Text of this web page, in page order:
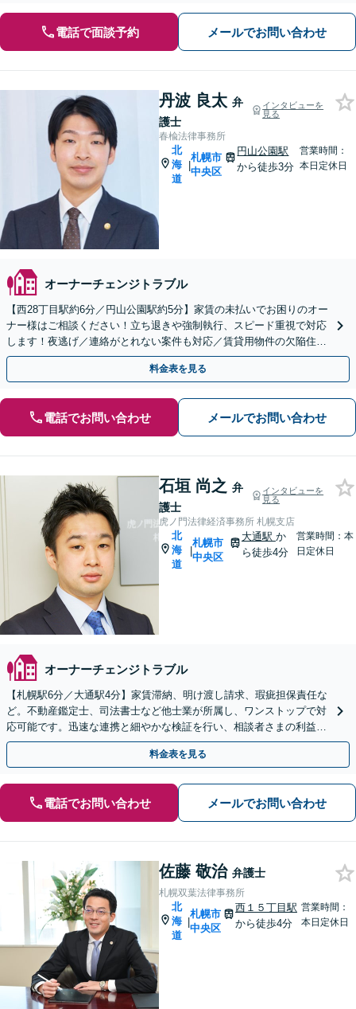
電話で面談予約 メールでお問い合わせ
丹波 良太 弁
護士
インタビューを
見る
春楡法律事務所
北
海
道
|
札幌市
中央区
円山公園駅
から徒歩3分
営業時間：
本日定休日
オーナーチェンジトラブル
【西28丁目駅約6分／円山公園駅約5分】家賃の未払いでお困りのオー
ナー様はご相談ください！立ち退きや強制執行、スピード重視で対応
します！夜逃げ／連絡がとれない案件も対応／賃貸用物件の欠陥住宅
トラブル／立退料の増額交渉
料金表を見る
電話でお問い合わせ メールでお問い合わせ
石垣 尚之 弁
護士
インタビューを
見る
虎ノ門法律経済事務所 札幌支店
北
海
道
|
札幌市
中央区
大通駅 か
ら徒歩4分
営業時間：本
日定休日
オーナーチェンジトラブル
【札幌駅6分／大通駅4分】家賃滞納、明け渡し請求、瑕疵担保責任な
ど。不動産鑑定士、司法書士など他士業が所属し、ワンストップで対
応可能です。迅速な連携と細やかな検証を行い、相談者さまの利益を
最大化できるよう全力を尽くします【初回相談無料】
料金表を見る
電話でお問い合わせ メールでお問い合わせ
佐藤 敬治 弁護士
札幌双葉法律事務所
北
海
道
|
札幌市
中央区
西１５丁目駅
から徒歩4分
営業時間：
本日定休日